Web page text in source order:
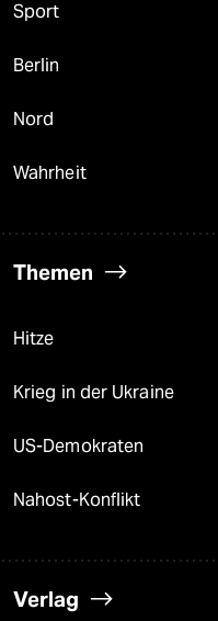
Sport
Berlin
Nord
Wahrheit
Themen
Hitze
Krieg in der Ukraine
US-Demokraten
Nahost-Konflikt
Verlag